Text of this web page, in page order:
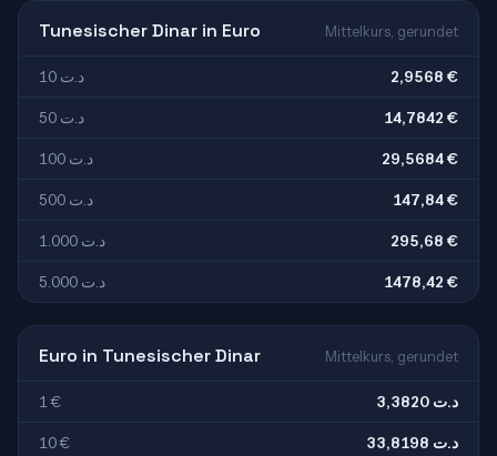
Tunesischer Dinar in Euro Mittelkurs, gerundet
10 د.ت 2,9568 €
50 د.ت 14,7842 €
100 د.ت 29,5684 €
500 د.ت 147,84 €
1.000 د.ت 295,68 €
5.000 د.ت 1478,42 €
Euro in Tunesischer Dinar Mittelkurs, gerundet
1 € 3,3820 د.ت
10 € 33,8198 د.ت